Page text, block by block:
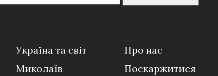
Україна та світ
Миколаїв
Про нас
Поскаржитися